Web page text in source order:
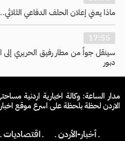
ماذا يعني إعلان الحلف الدفاعي
17:55
سينقل جواً من مطار رفيق الحريري
دبور
مدار الساعة: وكالة اخبارية اردنية
الاردن لحظة بلحظة على اسرع موقع
ـ أخبار-الأردن ـ ـ اقتصاديات ـ